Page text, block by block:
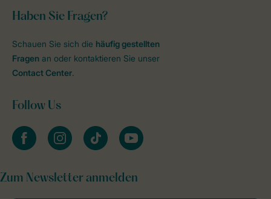
Haben Sie Fragen?
Schauen Sie sich die häufig gestellten
Fragen an oder kontaktieren Sie unser
Contact Center.
Follow Us
facebookinstagramtiktok youtube
Zum Newsletter anmelden